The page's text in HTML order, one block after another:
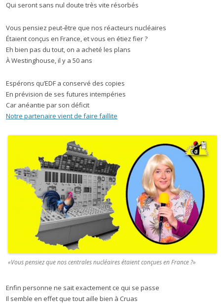
Qui seront sans nul doute très vite résorbés
Vous pensiez peut-être que nos réacteurs nucléaires
Étaient conçus en France, et vous en étiez fier ?
Eh bien pas du tout, on a acheté les plans
À Westinghouse, il y a 50 ans
Espérons qu’EDF a conservé des copies
En prévision de ses futures intempéries
Car anéantie par son déficit
Notre partenaire vient de faire faillite
«Vous pensiez que nos centrales nucléaires étaient conçues en France ?»
Enfin personne ne sait exactement ce qui se passe
Il semble en effet que tout aille bien à Cruas